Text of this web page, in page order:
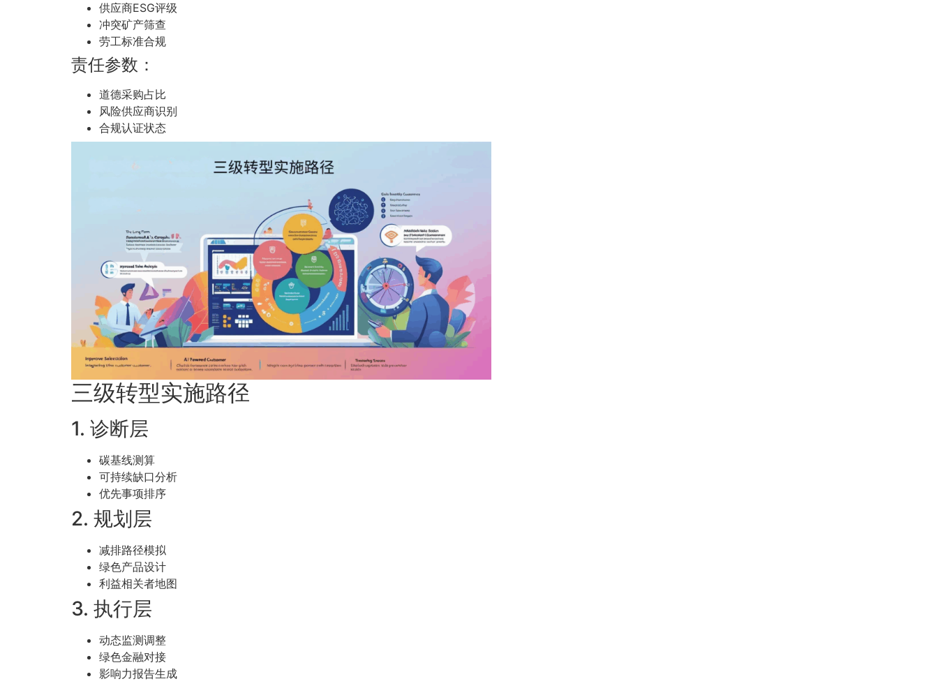
供应商ESG评级
冲突矿产筛查
劳工标准合规
责任参数：
道德采购占比
风险供应商识别
合规认证状态
三级转型实施路径
1. 诊断层
碳基线测算
可持续缺口分析
优先事项排序
2. 规划层
减排路径模拟
绿色产品设计
利益相关者地图
3. 执行层
动态监测调整
绿色金融对接
影响力报告生成